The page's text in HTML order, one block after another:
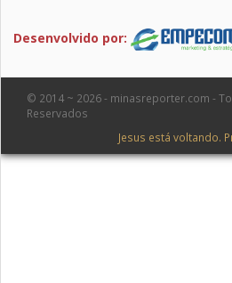
Desenvolvido por:
© 2014 ~ 2026 - minasreporter.com -
Reservados
Jesus está voltando.